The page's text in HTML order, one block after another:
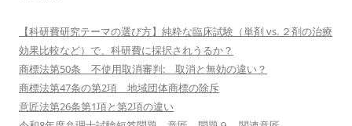
【科研費研究テーマの選び方】純粋な臨床試験（単剤 vs. ２剤の治療
効果比較など）で、科研費に採択されうるか？
商標法第50条 不使用取消審判: 取消と無効の違い？
商標法第47条の第2項 地域団体商標の除斥
意匠法第26条第1項と第2項の違い